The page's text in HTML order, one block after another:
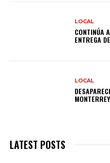
LOCAL
CONTINÚA
ENTREGA
LOCAL
MONTERREY
LATEST POSTS